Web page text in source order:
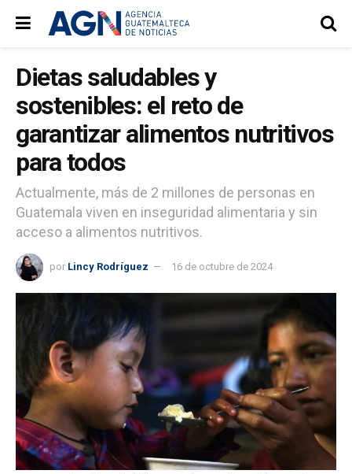
Dietas saludables y
sostenibles: el reto de
garantizar alimentos nutritivos
para todos
Actualmente, más de 2 millones de personas en
Guatemala viven en inseguridad alimentaria y sin
acceso a alimentos nutritivos.
por Lincy Rodríguez 16 de octubre de 2024